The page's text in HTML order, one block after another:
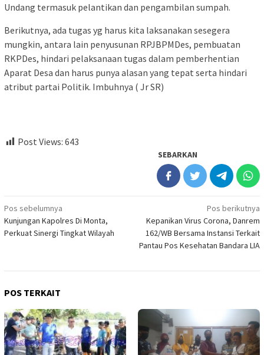
Undang termasuk pelantikan dan pengambilan sumpah.
Berikutnya, ada tugas yg harus kita laksanakan sesegera
mungkin, antara lain penyusunan RPJBPMDes, pembuatan
RKPDes, hindari pelaksanaan tugas dalam pemberhentian
Aparat Desa dan harus punya alasan yang tepat serta hindari
atribut partai Politik. Imbuhnya ( Jr SR)
Post Views: 643
SEBARKAN
Navigasi
pos
Pos sebelumnya
Kunjungan Kapolres Di Monta,
Perkuat Sinergi Tingkat Wilayah
Pos berikutnya
Kepanikan Virus Corona, Danrem
162/WB Bersama Instansi Terkait
Pantau Pos Kesehatan Bandara LIA
POS TERKAIT